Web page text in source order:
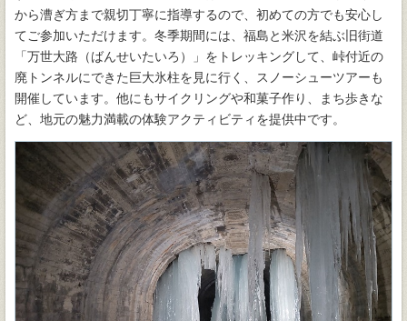
から漕ぎ方まで親切丁寧に指導するので、初めての方でも安心し
てご参加いただけます。冬季期間には、福島と米沢を結ぶ旧街道
「万世大路（ばんせいたいろ）」をトレッキングして、峠付近の
廃トンネルにできた巨大氷柱を見に行く、スノーシューツアーも
開催しています。他にもサイクリングや和菓子作り、まち歩きな
ど、地元の魅力満載の体験アクティビティを提供中です。